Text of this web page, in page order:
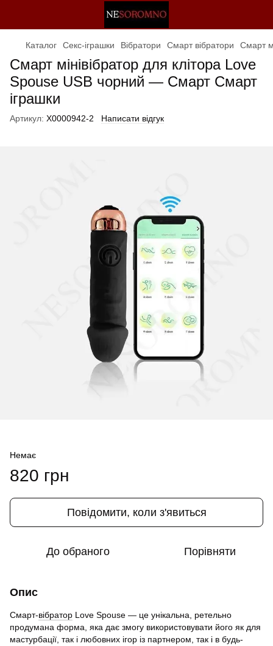
Каталог Секс-іграшки Вібратори Смарт вібратори Смарт
Смарт мінівібратор для клітора Love
Spouse USB чорний — Смарт Смарт
іграшки
Артикул: X0000942-2 Написати відгук
Немає
820 грн
Повідомити, коли з'явиться
До обраного Порівняти
Опис
Смарт-вібратор Love Spouse — це унікальна, ретельно
продумана форма, яка дає змогу використовувати його як для
мастурбації, так і любовних ігор із партнером, так і в будь-